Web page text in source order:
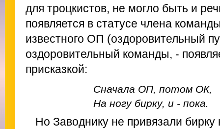
для троцкистов, не могло быть и
появляется в статусе члена
известного ОП (оздоровительный
оздоровительный команды, -
присказкой:
Сначала ОП, потом ОК,
На ногу бирку, и - пока.
Но Заводнику не привязали бирку